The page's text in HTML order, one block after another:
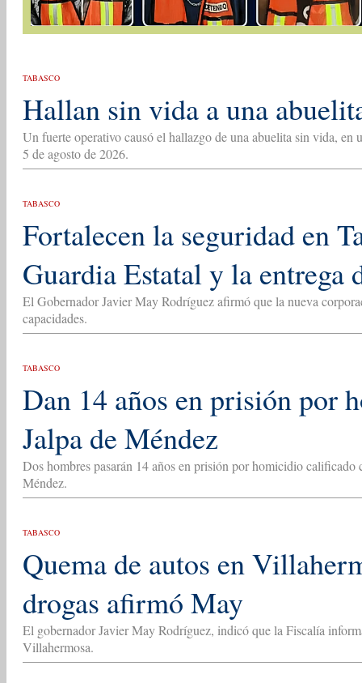
TABASCO
Hallan sin vida a una
Un fuerte operativo causó el hallazgo de una abuelita sin vida,
5 de agosto de 2026.
TABASCO
Fortalecen la seguridad en
Guardia Estatal y la entrega
El Gobernador Javier May Rodríguez afirmó que la nueva
capacidades.
TABASCO
Dan 14 años en prisión por
Jalpa de Méndez
Dos hombres pasarán 14 años en prisión por homicidio calificado
Méndez.
TABASCO
Quema de autos en
drogas afirmó May
El gobernador Javier May Rodríguez, indicó que la Fiscalía
Villahermosa.